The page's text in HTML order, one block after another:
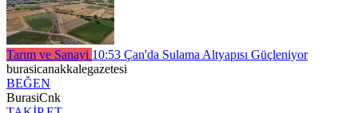
Tarım ve Sanayi 10:53 Çan'da Sulama Altyapısı Güçleniyor
burasicanakkalegazetesi
BEĞEN
BurasiCnk